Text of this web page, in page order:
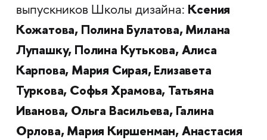
выпускников Школы дизайна: Ксения
Кожатова, Полина Булатова, Милана
Лупашку, Полина Кутькова, Алиса
Карпова, Мария Сирая, Елизавета
Туркова, Софья Храмова, Татьяна
Иванова, Ольга Васильева, Галина
Орлова, Мария Киршенман, Анастасия